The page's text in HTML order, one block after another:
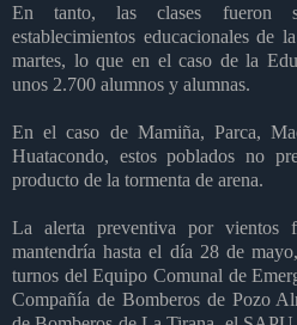
En tanto, las clases fueron
establecimientos educacionales de
martes, lo que en el caso de la
unos 2.700 alumnos y alumnas.
En el caso de Mamiña, Parca,
Huatacondo, estos poblados no
producto de la tormenta de arena.
La alerta preventiva por vientos
mantendría hasta el día 28 de
turnos del Equipo Comunal de
Compañía de Bomberos de Pozo